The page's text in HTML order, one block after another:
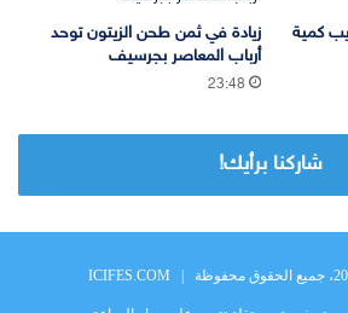
كمية
زيادة في ثمن طحن الزيتون توحد
أرباب المعاصر بجرسيف
23:48
شاركنا برأيك!
ICIFES.COM